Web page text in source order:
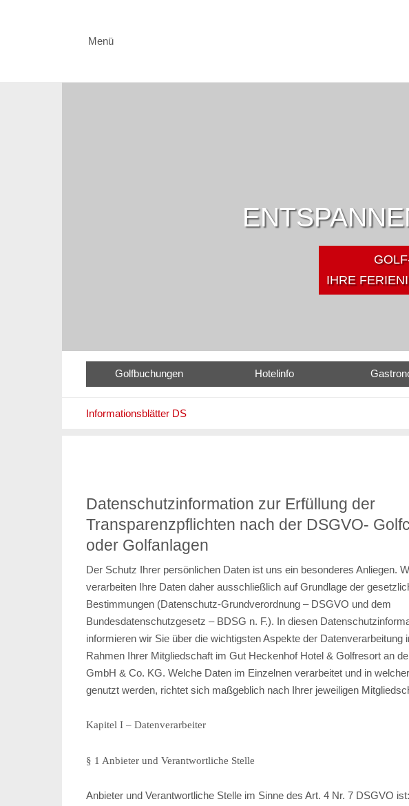
Menü
IHRE
Golfbuchungen Hotelinfo
Informationsblätter DS
Datenschutzinformation zur Erfüllung der
Transparenzpflichten nach der DSGVO-
oder Golfanlagen
Der Schutz Ihrer persönlichen Daten ist uns ein besonderes Anliegen.
verarbeiten Ihre Daten daher ausschließlich auf Grundlage der
Bestimmungen (Datenschutz-Grundverordnung – DSGVO und dem
Bundesdatenschutzgesetz – BDSG n. F.). In diesen
informieren wir Sie über die wichtigsten Aspekte der Datenverarbeitung
Rahmen Ihrer Mitgliedschaft im Gut Heckenhof Hotel & Golfresort an
GmbH & Co. KG. Welche Daten im Einzelnen verarbeitet und in
genutzt werden, richtet sich maßgeblich nach Ihrer jeweiligen
Kapitel I – Datenverarbeiter
§ 1 Anbieter und Verantwortliche Stelle
Anbieter und Verantwortliche Stelle im Sinne des Art. 4 Nr. 7 DSGVO ist: